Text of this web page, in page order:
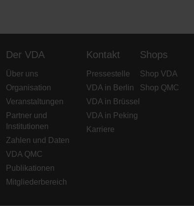
Der VDA
Über uns
Organisation
Veranstaltungen
Partner und
Institutionen
Zahlen und Daten
VDA QMC
Publikationen
Mitgliederbereich
Kontakt
Pressestelle
VDA in Berlin
VDA in Brüssel
VDA in Peking
Karriere
Shops
Shop VDA
Shop QMC